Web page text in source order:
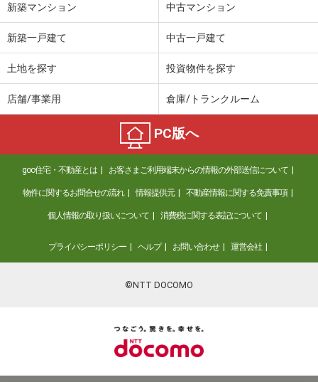
新築マンション 中古マンション
新築一戸建て 中古一戸建て
土地を探す 投資物件を探す
店舗/事業用 倉庫/トランクルーム
PC版へ
goo住宅・不動産とは お客さまご利用端末からの情報の外部送信について
物件に関するお問合せの流れ 情報提供元 不動産情報に関する免責事項
個人情報の取り扱いについて 消費税に関する表記について
プライバシーポリシー ヘルプ お問い合わせ 運営会社
©NTT DOCOMO